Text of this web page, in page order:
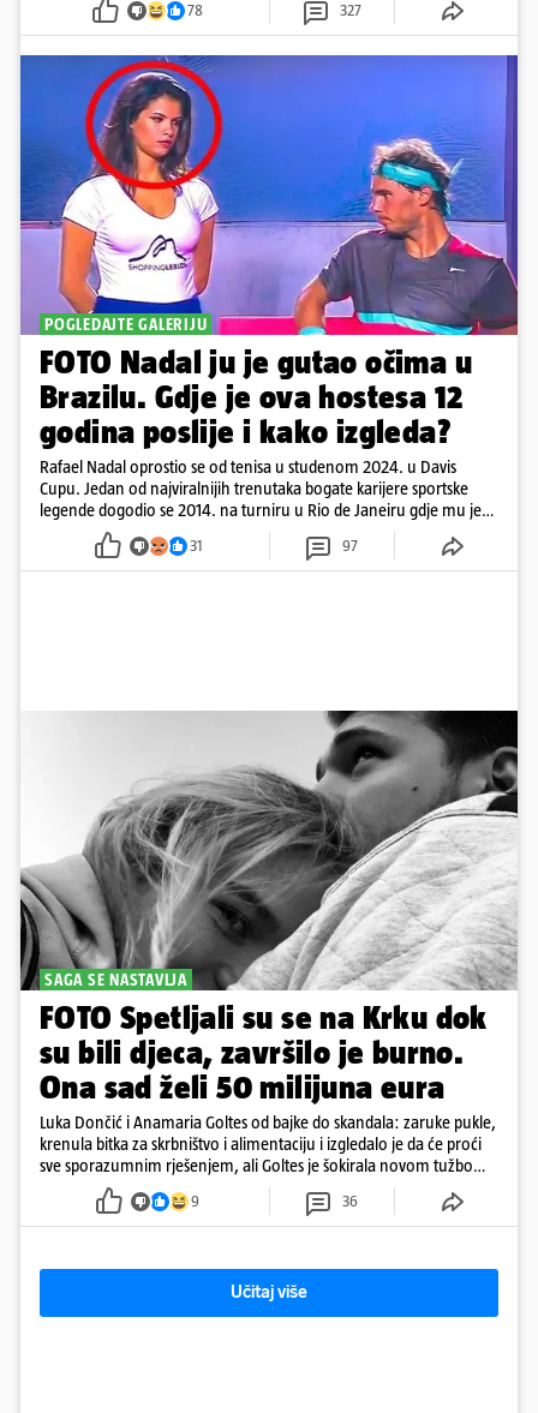
78 327
POGLEDAJTE GALERIJU
FOTO Nadal ju je gutao očima u
Brazilu. Gdje je ova hostesa 12
godina poslije i kako izgleda?
Rafael Nadal oprostio se od tenisa u studenom 2024. u Davis
Cupu. Jedan od najviralnijih trenutaka bogate karijere sportske
legende dogodio se 2014. na turniru u Rio de Janeiru gdje mu je
pažnju odvlačila ljepotica iza klupe
31 97
SAGA SE NASTAVLJA
FOTO Spetljali su se na Krku dok
su bili djeca, završilo je burno.
Ona sad želi 50 milijuna eura
Luka Dončić i Anamaria Goltes od bajke do skandala: zaruke pukle,
krenula bitka za skrbništvo i alimentaciju i izgledalo je da će proći
sve sporazumnim rješenjem, ali Goltes je šokirala novom tužbom
u Sloveniji
9 36
Učitaj više